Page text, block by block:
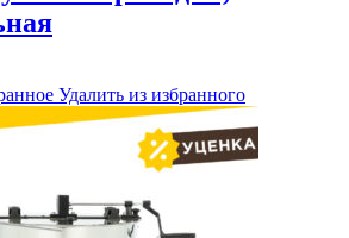
Удалить из избранного